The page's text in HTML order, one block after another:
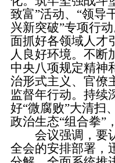
致富”活动、“领导
兴新突破”专项行
面抓好各领域人才
人良好环境。不断
中央八项规定精神
治形式主义、官僚
监督年行动。持续
好“微腐败”大清扫
政治生态“组合拳”
会议强调，要认
全会的安排部署，